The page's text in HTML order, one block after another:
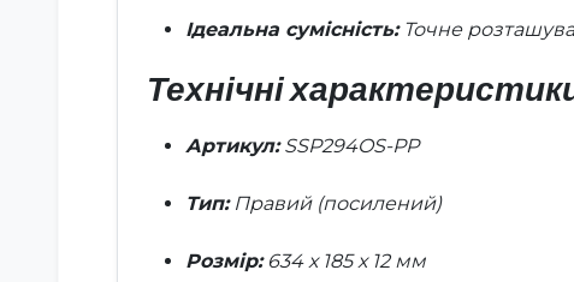
Ідеальна сумісність:Точне
Технічні
Артикул:SSP294OS-PP
Тип:Правий (посилений)
Розмір:634 х 185 х 12 мм